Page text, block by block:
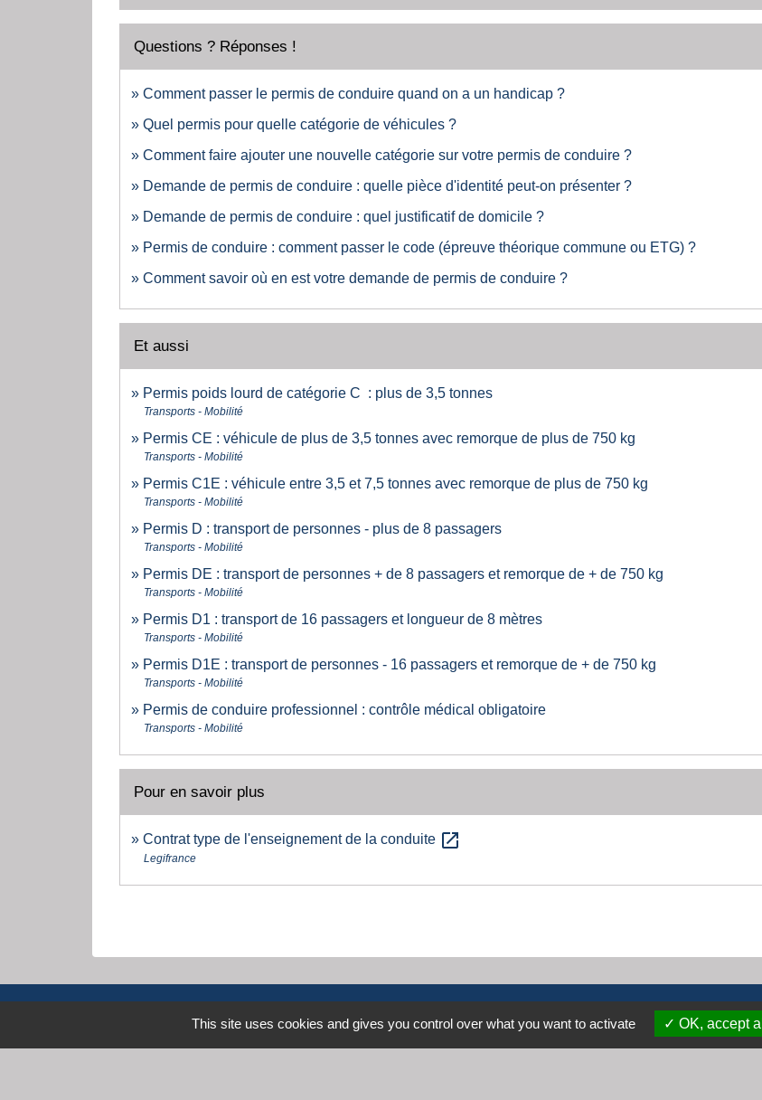
Questions ? Réponses !
Comment passer le permis de conduire quand on a un handicap ?
Quel permis pour quelle catégorie de véhicules ?
Comment faire ajouter une nouvelle catégorie sur votre permis de conduire ?
Demande de permis de conduire : quelle pièce d'identité peut-on présenter ?
Demande de permis de conduire : quel justificatif de domicile ?
Permis de conduire : comment passer le code (épreuve théorique commune ou ETG) ?
Comment savoir où en est votre demande de permis de conduire ?
Et aussi
Permis poids lourd de catégorie C : plus de 3,5 tonnes
Transports - Mobilité
Permis CE : véhicule de plus de 3,5 tonnes avec remorque de plus de 750 kg
Transports - Mobilité
Permis C1E : véhicule entre 3,5 et 7,5 tonnes avec remorque de plus de 750 kg
Transports - Mobilité
Permis D : transport de personnes - plus de 8 passagers
Transports - Mobilité
Permis DE : transport de personnes + de 8 passagers et remorque de + de 750 kg
Transports - Mobilité
Permis D1 : transport de 16 passagers et longueur de 8 mètres
Transports - Mobilité
Permis D1E : transport de personnes - 16 passagers et remorque de + de 750 kg
Transports - Mobilité
Permis de conduire professionnel : contrôle médical obligatoire
Transports - Mobilité
Pour en savoir plus
Contrat type de l'enseignement de la conduite open_in_new
Legifrance
Contacts
Mairie de Cogny
This site uses cookies and gives you control over what you want to activate OK, accept all